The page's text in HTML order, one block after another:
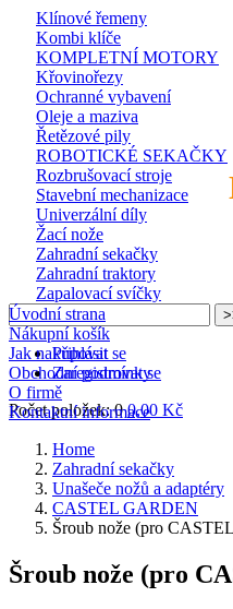
Klínové řemeny
Kombi klíče
KOMPLETNÍ MOTORY
Křovinořezy
Ochranné vybavení
Oleje a maziva
Řetězové pily
ROBOTICKÉ SEKAČKY
Rozbrušovací stroje
Stavební mechanizace
Univerzální díly
Žací nože
Zahradní sekačky
Zahradní traktory
Zapalovací svíčky
Přihlásit se
Zaregistrovat se
Počet položek: 0 0,00 Kč
Úvodní strana
Nákupní košík
Jak nakupovat
Obchodní podmínky
O firmě
Kontaktní informace
Home
Zahradní sekačky
Unašeče nožů a adaptéry
CASTEL GARDEN
Šroub nože (pro
Šroub nože (pro